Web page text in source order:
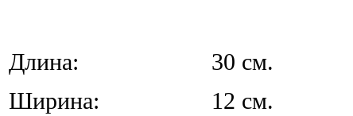
Длина:
30 см.
Ширина:
12 см.